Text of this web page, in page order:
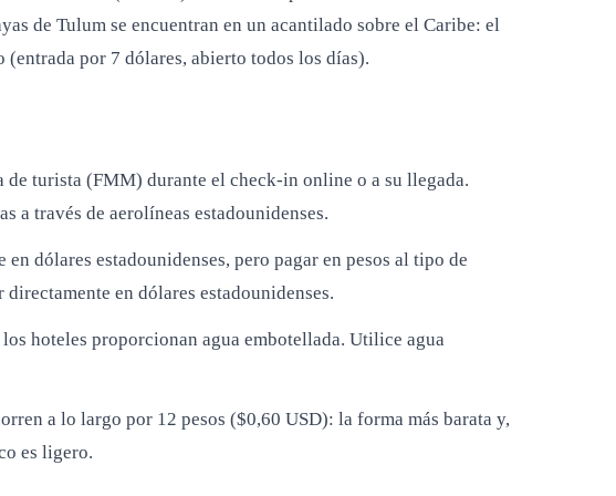
de Tulum se encuentran en un acantilado sobre el Caribe: el
por 7 dólares, abierto todos los días).
turista (FMM) durante el check-in online o a su llegada.
a través de aerolíneas estadounidenses.
dólares estadounidenses, pero pagar en pesos al tipo de
en dólares estadounidenses.
hoteles proporcionan agua embotellada. Utilice agua
a lo largo por 12 pesos ($0,60 USD): la forma más barata y,
es ligero.